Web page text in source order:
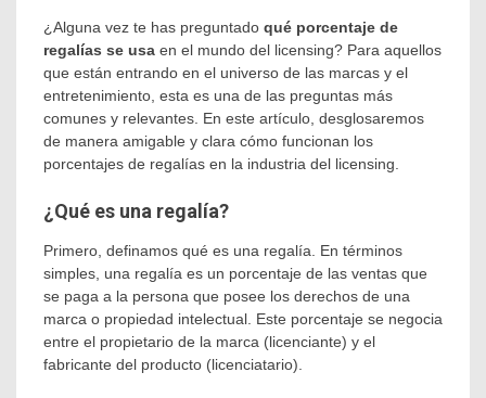
¿Alguna vez te has preguntado qué porcentaje de
regalías se usa en el mundo del licensing? Para aquellos
que están entrando en el universo de las marcas y el
entretenimiento, esta es una de las preguntas más
comunes y relevantes. En este artículo, desglosaremos
de manera amigable y clara cómo funcionan los
porcentajes de regalías en la industria del licensing.
¿Qué es una regalía?
Primero, definamos qué es una regalía. En términos
simples, una regalía es un porcentaje de las ventas que
se paga a la persona que posee los derechos de una
marca o propiedad intelectual. Este porcentaje se negocia
entre el propietario de la marca (licenciante) y el
fabricante del producto (licenciatario).